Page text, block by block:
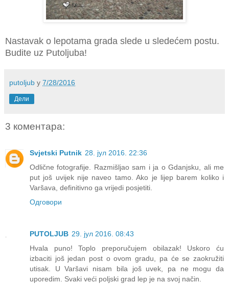
Nastavak o lepotama grada slede u sledećem postu.
Budite uz Putoljuba!
putoljub у 7/28/2016
Дели
3 коментара:
Svjetski Putnik 28. јул 2016. 22:36
Odlične fotografije. Razmišljao sam i ja o Gdanjsku, ali me
put još uvijek nije naveo tamo. Ako je lijep barem koliko i
Varšava, definitivno ga vrijedi posjetiti.
Одговори
PUTOLJUB 29. јул 2016. 08:43
Hvala puno! Toplo preporučujem obilazak! Uskoro ću
izbaciti još jedan post o ovom gradu, pa će se zaokružiti
utisak. U Varšavi nisam bila još uvek, pa ne mogu da
uporedim. Svaki veći poljski grad lep je na svoj način.